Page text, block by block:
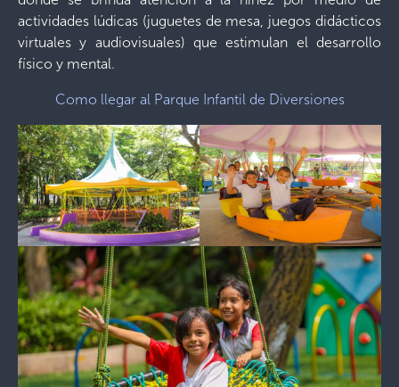
actividades lúdicas (juguetes de mesa, juegos didácticos
virtuales y audiovisuales) que estimulan el desarrollo
físico y mental.
Como llegar al Parque Infantil de Diversiones